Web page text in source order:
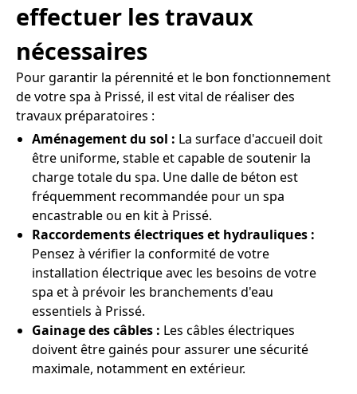
effectuer les travaux
nécessaires
Pour garantir la pérennité et le bon fonctionnement
de votre spa à Prissé, il est vital de réaliser des
travaux préparatoires :
Aménagement du sol : La surface d'accueil doit
être uniforme, stable et capable de soutenir la
charge totale du spa. Une dalle de béton est
fréquemment recommandée pour un spa
encastrable ou en kit à Prissé.
Raccordements électriques et hydrauliques :
Pensez à vérifier la conformité de votre
installation électrique avec les besoins de votre
spa et à prévoir les branchements d'eau
essentiels à Prissé.
Gainage des câbles : Les câbles électriques
doivent être gainés pour assurer une sécurité
maximale, notamment en extérieur.